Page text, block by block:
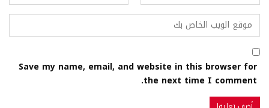
Save my name, email, and website in this browser for
the next time I comment.